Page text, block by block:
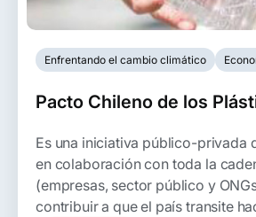
Enfrentando el cambio climático
Pacto Chileno de los
Es una iniciativa público-privada
en colaboración con toda la
(empresas, sector público y
contribuir a que el país transite